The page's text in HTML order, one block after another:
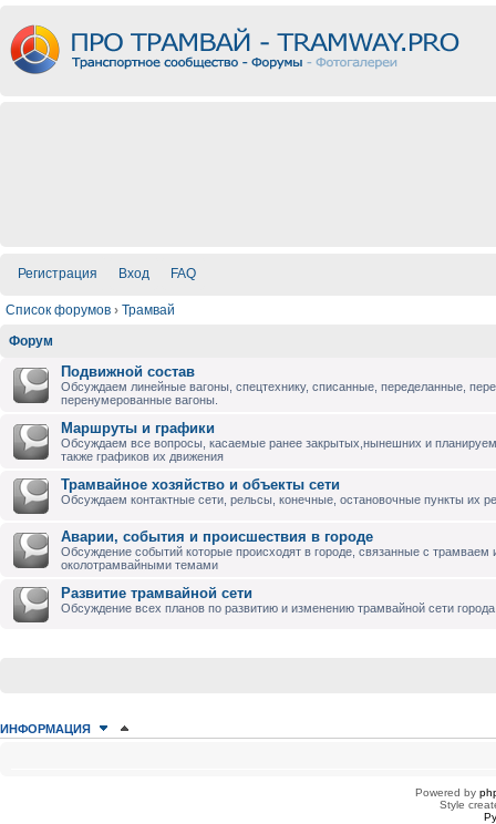
Регистрация Вход FAQ
Список форумов › Трамвай
Форум
Подвижной состав
Обсуждаем линейные вагоны, спецтехнику, списанные, переделанные,
перенумерованные вагоны.
Маршруты и графики
Обсуждаем все вопросы, касаемые ранее закрытых,нынешних и
также графиков их движения
Трамвайное хозяйство и объекты сети
Обсуждаем контактные сети, рельсы, конечные, остановочные пункты их
Аварии, события и происшествия в городе
Обсуждение событий которые происходят в городе, связанные с трамваем
околотрамвайными темами
Развитие трамвайной сети
Обсуждение всех планов по развитию и изменению трамвайной сети города
ИНФОРМАЦИЯ
Сейчас этот форум просматривают: нет зарегистрированных пользователейPowered by
Style